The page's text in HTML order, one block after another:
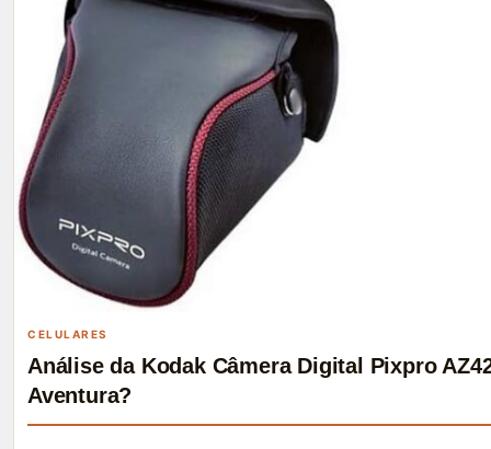
CELULARES
Análise da Kodak Câmera Digital Pixpro
Aventura?